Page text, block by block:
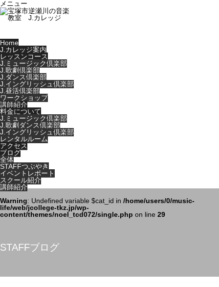
メニュー
Home
J.カレッジ案内
レッスンコース
J.ミュージック倶楽部
J.歌劇倶楽部
J.ダンス倶楽部
J.イングリッシュ倶楽部
J.昼活倶楽部
ワークショップ
講師紹介
料金について
J.ミュージック倶楽部
J.歌劇ダンス倶楽部
J.イングリッシュ倶楽部
レンタルルーム
アクセス
ブログ
全体
STAFFつぶやき
イベントレポート
スクール紹介
講師紹介
Warning: Undefined variable $cat_id in /home/users/0/music-
life/web/jcollege-tkz.jp/wp-
content/themes/noel_tcd072/single.php on line 29
STAFFブログ